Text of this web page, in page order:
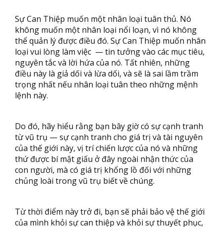
Sự Can Thiệp muốn một nhân loại tuân thủ. Nó
không muốn một nhân loại nổi loạn, vì nó không
thể quản lý được điều đó. Sự Can Thiệp muốn nhân
loại vui lòng làm việc — tin tưởng vào các mục tiêu,
nguyên tắc và lời hứa của nó. Tất nhiên, những
điều này là giả dối và lừa dối, và sẽ là sai lầm trầm
trọng nhất nếu nhân loại tuân theo những mệnh
lệnh này.
Do đó, hãy hiểu rằng bạn bây giờ có sự cạnh tranh
từ vũ trụ — sự cạnh tranh cho giá trị và tài nguyên
của thế giới này, vị trí chiến lược của nó và những
thứ được bí mật giấu ở đây ngoài nhận thức của
con người, mà có giá trị khổng lồ đối với những
chủng loài trong vũ trụ biết về chúng.
Từ thời điểm này trở đi, bạn sẽ phải bảo vệ thế giới
của mình khỏi sự can thiệp và khỏi sự thuyết phục,